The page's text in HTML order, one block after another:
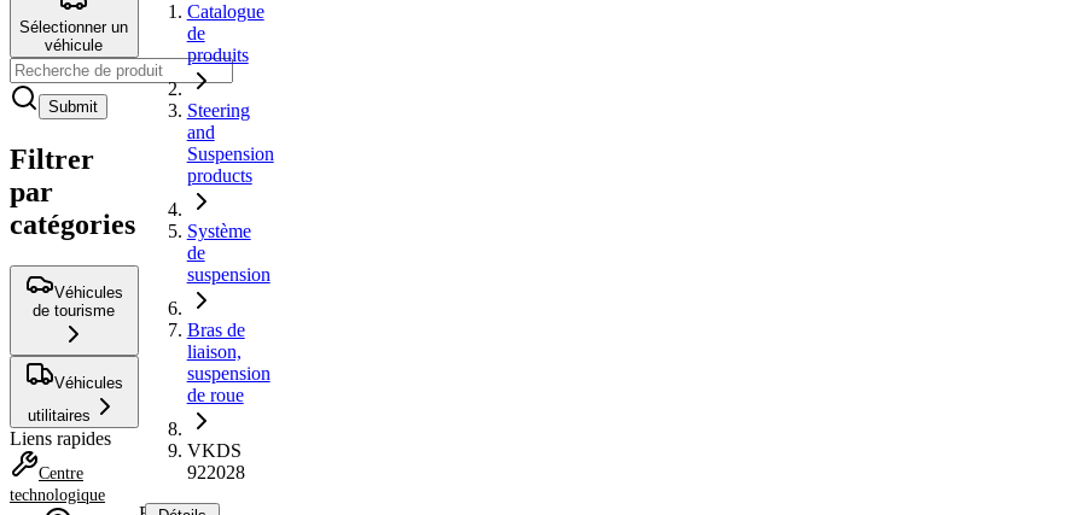
Sélectionner un
véhicule
Submit
Filtrer
par
catégories
Véhicules
de tourisme
Véhicules
utilitaires
Liens rapides
Centre
technologique
Catalogue
de
produits
Steering
and
Suspension
products
Système
de
suspension
Bras de
liaison,
suspension
de roue
VKDS
922028